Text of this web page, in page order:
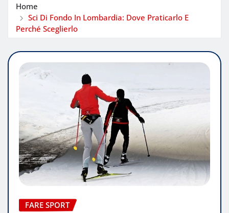
Home
Sci Di Fondo In Lombardia: Dove Praticarlo E
Perché Sceglierlo
FARE SPORT